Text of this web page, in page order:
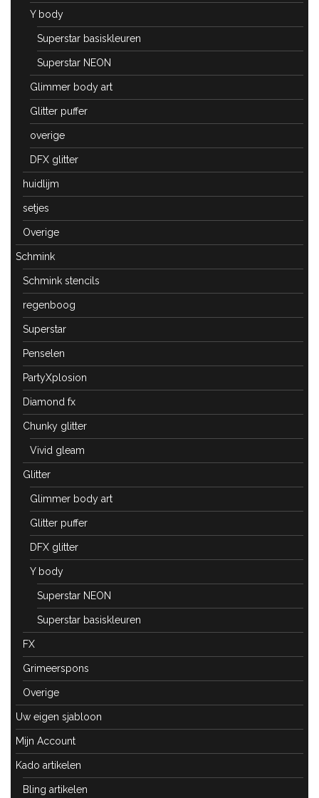
Y body
Superstar basiskleuren
Superstar NEON
Glimmer body art
Glitter puffer
overige
DFX glitter
huidlijm
setjes
Overige
Schmink
Schmink stencils
regenboog
Superstar
Penselen
PartyXplosion
Diamond fx
Chunky glitter
Vivid gleam
Glitter
Glimmer body art
Glitter puffer
DFX glitter
Y body
Superstar NEON
Superstar basiskleuren
FX
Grimeerspons
Overige
Uw eigen sjabloon
Mijn Account
Kado artikelen
Bling artikelen